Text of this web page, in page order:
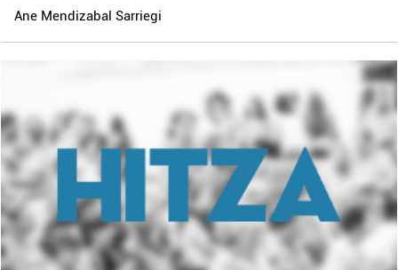
Ane Mendizabal Sarriegi